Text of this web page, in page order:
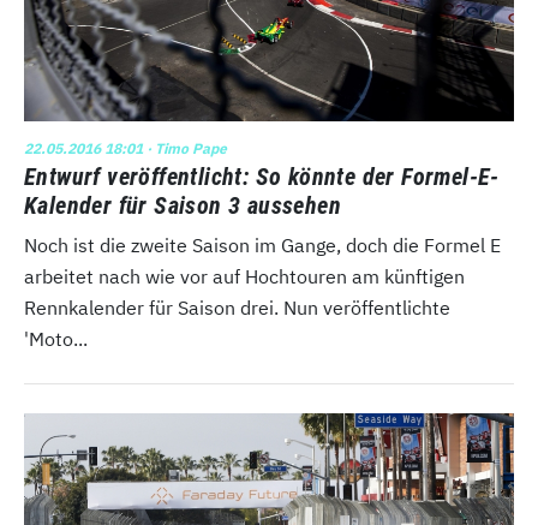
22.05.2016 18:01 · Timo Pape
Entwurf veröffentlicht: So könnte der Formel-E-
Kalender für Saison 3 aussehen
Noch ist die zweite Saison im Gange, doch die Formel E
arbeitet nach wie vor auf Hochtouren am künftigen
Rennkalender für Saison drei. Nun veröffentlichte
'Moto...